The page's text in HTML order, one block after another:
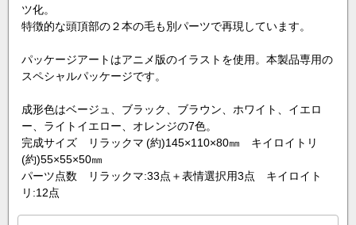
ツ化。
特徴的な頭頂部の２本の毛も別パーツで再現しています。
パッケージアートはアニメ版のイラストを使用。本製品専用の
スペシャルパッケージです。
成形色はベージュ、ブラック、ブラウン、ホワイト、イエロ
ー、ライトイエロー、オレンジの7色。
完成サイズ リラックマ (約)145×110×80㎜ キイロイトリ
(約)55×55×50㎜
パーツ点数 リラックマ:33点＋表情選択用3点 キイロイト
リ:12点